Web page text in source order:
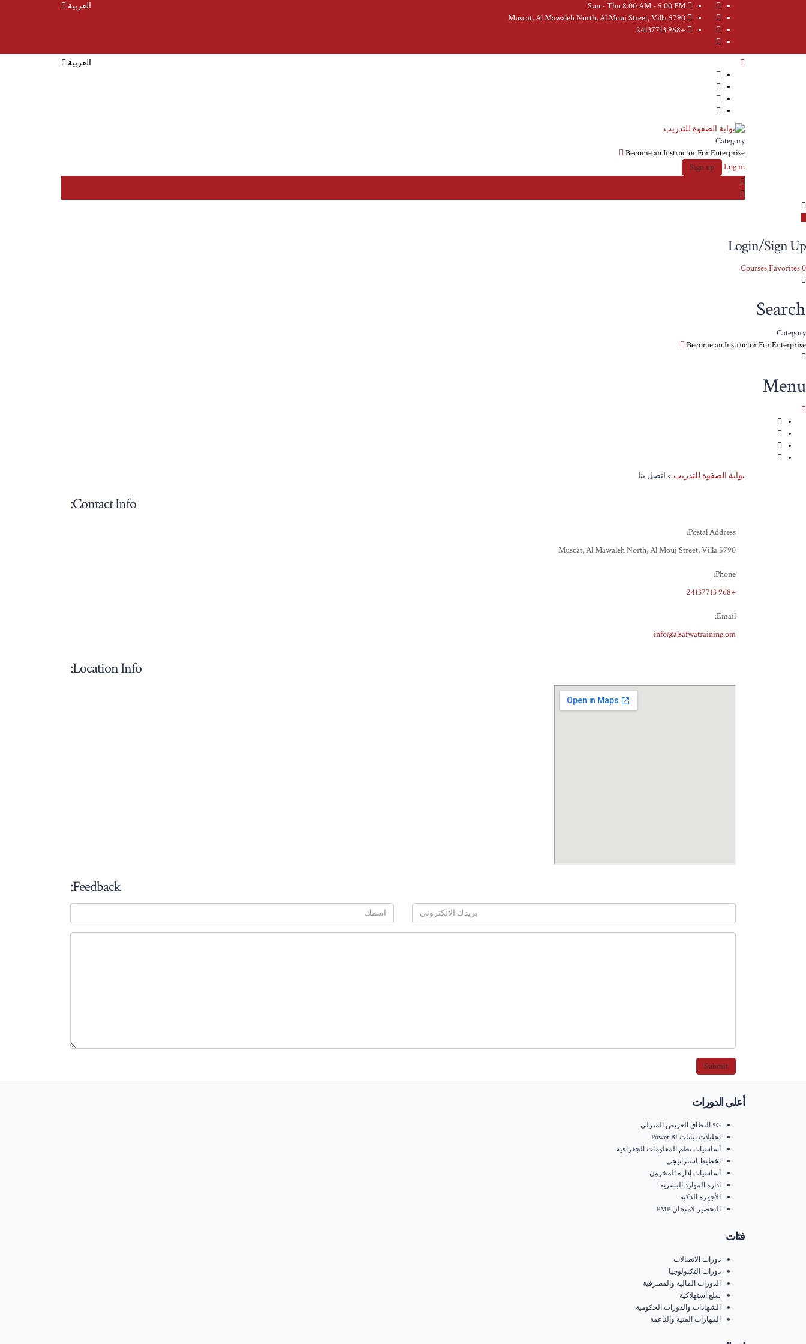
العربية
+968 24137713
العربية
Category
Become an InstructorFor Enterprise
Log in
Sign up
Login/Sign Up
CoursesFavorites0
Search
Category
Become an InstructorFor Enterprise
Menu
بوابة الصفوة للتدريب > اتصل بنا
Contact Info:
Postal Address:
Muscat, Al Mawaleh North, Al Mouj Street, Villa 5790
Phone:
+968 24137713
Email:
info@alsafwatraining.om
Location Info:
Feedback:
أعلى الدورات
5G النطاق العريض المنزلي
تحليلات بيانات Power BI
أساسيات نظم المعلومات الجغرافية
تخطيط استراتيجي
أساسيات إدارة المخزون
ادارة الموارد البشرية
الأجهزة الذكية
التحضير لامتحان PMP
فئات
دورات الاتصالات
دورات التكنولوجيا
الدورات المالية والمصرفية
سلع استهلاكية
الشهادات والدورات الحكومية
المهارات الفنية والناعمة